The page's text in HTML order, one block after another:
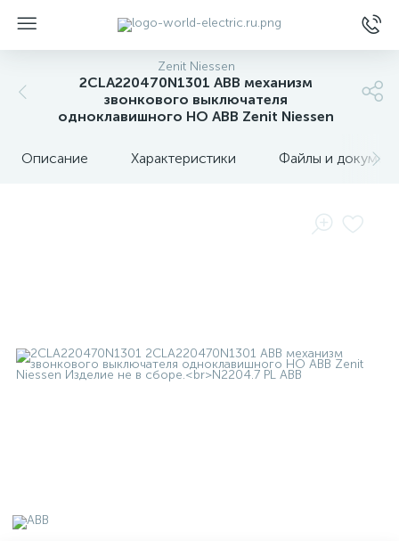
Zenit Niessen
2CLA220470N1301 ABB механизм
звонкового выключателя
одноклавишного НО ABB Zenit Niessen
Описание Характеристики Файлы и